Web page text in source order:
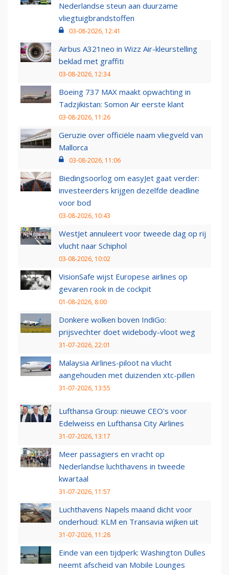
Nederlandse steun aan duurzame
vliegtuigbrandstoffen
03-08-2026, 12:41
Airbus A321neo in Wizz Air-kleurstelling
beklad met graffiti
03-08-2026, 12:34
Boeing 737 MAX maakt opwachting in
Tadzjikistan: Somon Air eerste klant
03-08-2026, 11:26
Geruzie over officiële naam vliegveld van
Mallorca
03-08-2026, 11:06
Biedingsoorlog om easyJet gaat verder:
investeerders krijgen dezelfde deadline
voor bod
03-08-2026, 10:43
WestJet annuleert voor tweede dag op rij
vlucht naar Schiphol
03-08-2026, 10:02
VisionSafe wijst Europese airlines op
gevaren rook in de cockpit
01-08-2026, 8:00
Donkere wolken boven IndiGo:
prijsvechter doet widebody-vloot weg
31-07-2026, 22:01
Malaysia Airlines-piloot na vlucht
aangehouden met duizenden xtc-pillen
31-07-2026, 13:55
Lufthansa Group: nieuwe CEO’s voor
Edelweiss en Lufthansa City Airlines
31-07-2026, 13:17
Meer passagiers en vracht op
Nederlandse luchthavens in tweede
kwartaal
31-07-2026, 11:57
Luchthavens Napels maand dicht voor
onderhoud: KLM en Transavia wijken uit
31-07-2026, 11:28
Einde van een tijdperk: Washington Dulles
neemt afscheid van Mobile Lounges